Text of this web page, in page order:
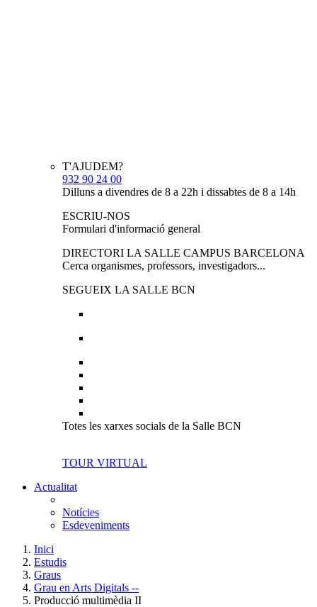
T'AJUDEM?
932 90 24 00
Dilluns a divendres de 8 a 22h i dissabtes de 8 a 14h
ESCRIU-NOS
Formulari d'informació general
DIRECTORI LA SALLE CAMPUS BARCELONA
Cerca organismes, professors, investigadors...
SEGUEIX LA SALLE BCN
Totes les xarxes socials de la Salle BCN
TOUR VIRTUAL
Actualitat
Notícies
Esdeveniments
Inici
Estudis
Graus
Grau en Arts Digitals --
Producció multimèdia II